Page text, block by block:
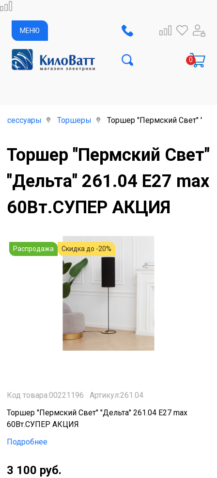
МЕНЮ
Торшеры Торшер "Пермский Свет"
Торшер "Пермский Свет"
"Дельта" 261.04 Е27 max
60Вт.СУПЕР АКЦИЯ
Распродажа Скидка до -20%
Код товара:00221196
Артикул:261.04
Торшер "Пермский Свет" "Дельта" 261.04 Е27 max
60Вт.СУПЕР АКЦИЯ
Подробнее
3 100 руб.